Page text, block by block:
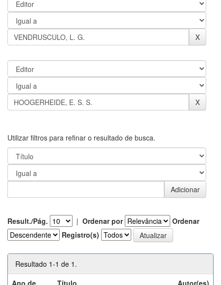
Utilizar filtros para refinar o resultado de busca.
Result./Pág. | Ordenar por
Ordenar
Registro(s)
Resultado 1-1 de 1.
Ano de
Título Autor(es)